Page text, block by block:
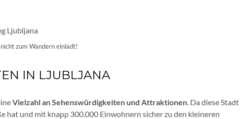
zum Wandern einlädt!
IN LJUBLJANA
Vielzahl an Sehenswürdigkeiten und Attraktionen . Da diese Stadt
hat und mit knapp 300.000 Einwohnern sicher zu den kleineren